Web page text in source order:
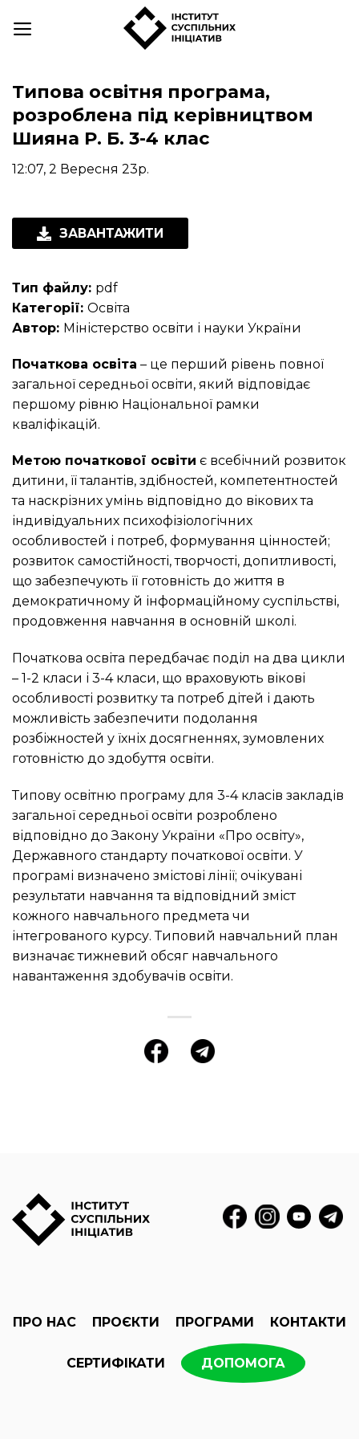
Типова освітня програма,
розроблена під керівництвом
Шияна Р. Б. 3-4 клас
12:07, 2 Вересня 23р.
Початкова освіта – це перший рівень повної
загальної середньої освіти, який відповідає
першому рівню Національної рамки
кваліфікацій.
Метою початкової освіти є всебічний розвиток
дитини, її талантів, здібностей, компетентностей
та наскрізних умінь відповідно до вікових та
індивідуальних психофізіологічних
особливостей і потреб, формування цінностей;
розвиток самостійності, творчості, допитливості,
що забезпечують її готовність до життя в
демократичному й інформаційному суспільстві,
продовження навчання в основній школі.
Початкова освіта передбачає поділ на два цикли
– 1-2 класи і 3-4 класи, що враховують вікові
особливості розвитку та потреб дітей і дають
можливість забезпечити подолання
розбіжностей у їхніх досягненнях, зумовлених
готовністю до здобуття освіти.
Типову освітню програму для 3-4 класів закладів
загальної середньої освіти розроблено
відповідно до Закону України «Про освіту»,
Державного стандарту початкової освіти. У
програмі визначено змістові лінії; очікувані
результати навчання та відповідний зміст
кожного навчального предмета чи
інтегрованого курсу. Типовий навчальний план
визначає тижневий обсяг навчального
навантаження здобувачів освіти.
ЗАВАНТАЖИТИ
Тип файлу: pdf
Категорії: Освіта
Автор: Міністерство освіти і науки України
ПРО НАС ПРОЄКТИ ПРОГРАМИ КОНТАКТИ
СЕРТИФІКАТИ ДОПОМОГА